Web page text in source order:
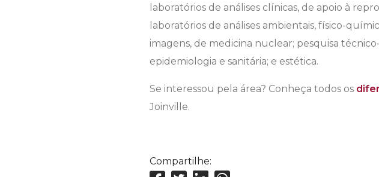
laboratórios de análises clínicas, de apoio à
laboratórios de análises ambientais, físico-
imagens, de medicina nuclear; pesquisa
epidemiologia e sanitária; e estética.
Se interessou pela área? Conheça todos os
Joinville.
Compartilhe: